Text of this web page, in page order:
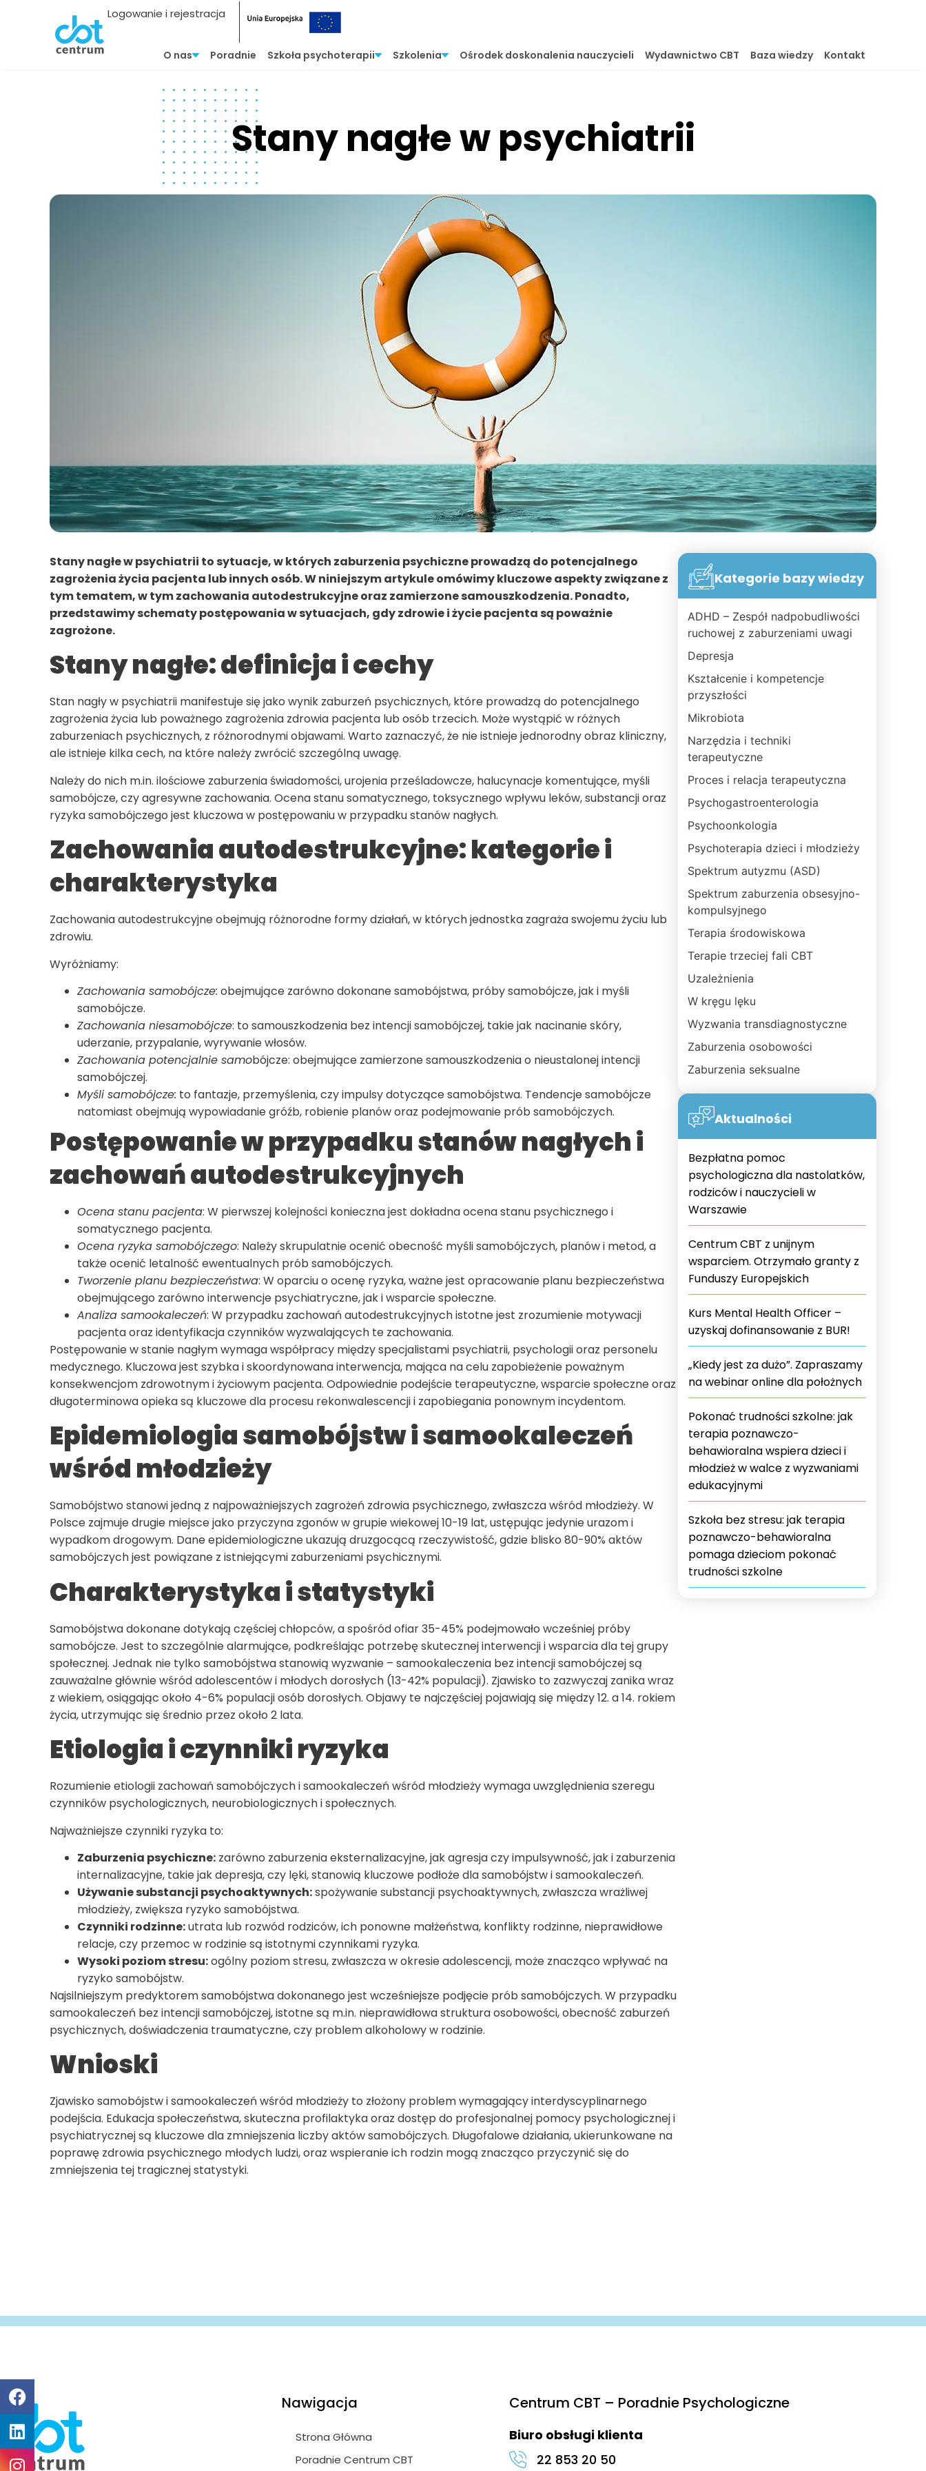
Logowanie i rejestracja
O nas Poradnie Szkoła psychoterapii Szkolenia Ośrodek doskonalenia nauczycieli Wydawnictwo CBT Baza wiedzy Kontakt
Stany nagłe w psychiatrii
Stany nagłe w psychiatrii to sytuacje, w których zaburzenia psychiczne prowadzą do potencjalnego
zagrożenia życia pacjenta lub innych osób. W niniejszym artykule omówimy kluczowe aspekty związane z
tym tematem, w tym zachowania autodestrukcyjne oraz zamierzone samouszkodzenia. Ponadto,
przedstawimy schematy postępowania w sytuacjach, gdy zdrowie i życie pacjenta są poważnie
zagrożone.
Stany nagłe: definicja i cechy
Stan nagły w psychiatrii manifestuje się jako wynik zaburzeń psychicznych, które prowadzą do potencjalnego
zagrożenia życia lub poważnego zagrożenia zdrowia pacjenta lub osób trzecich. Może wystąpić w różnych
zaburzeniach psychicznych, z różnorodnymi objawami. Warto zaznaczyć, że nie istnieje jednorodny obraz kliniczny,
ale istnieje kilka cech, na które należy zwrócić szczególną uwagę.
Należy do nich m.in. ilościowe zaburzenia świadomości, urojenia prześladowcze, halucynacje komentujące, myśli
samobójcze, czy agresywne zachowania. Ocena stanu somatycznego, toksycznego wpływu leków, substancji oraz
ryzyka samobójczego jest kluczowa w postępowaniu w przypadku stanów nagłych.
Zachowania autodestrukcyjne: kategorie i
charakterystyka
Zachowania autodestrukcyjne obejmują różnorodne formy działań, w których jednostka zagraża swojemu życiu lub
zdrowiu.
Wyróżniamy:
Zachowania samobójcze: obejmujące zarówno dokonane samobójstwa, próby samobójcze, jak i myśli
samobójcze.
Zachowania niesamobójcze: to samouszkodzenia bez intencji samobójczej, takie jak nacinanie skóry,
uderzanie, przypalanie, wyrywanie włosów.
Zachowania potencjalnie samobójcze: obejmujące zamierzone samouszkodzenia o nieustalonej intencji
samobójczej.
Myśli samobójcze: to fantazje, przemyślenia, czy impulsy dotyczące samobójstwa. Tendencje samobójcze
natomiast obejmują wypowiadanie gróźb, robienie planów oraz podejmowanie prób samobójczych.
Postępowanie w przypadku stanów nagłych i
zachowań autodestrukcyjnych
Ocena stanu pacjenta: W pierwszej kolejności konieczna jest dokładna ocena stanu psychicznego i
somatycznego pacjenta.
Ocena ryzyka samobójczego: Należy skrupulatnie ocenić obecność myśli samobójczych, planów i metod, a
także ocenić letalność ewentualnych prób samobójczych.
Tworzenie planu bezpieczeństwa: W oparciu o ocenę ryzyka, ważne jest opracowanie planu bezpieczeństwa
obejmującego zarówno interwencje psychiatryczne, jak i wsparcie społeczne.
Analiza samookaleczeń: W przypadku zachowań autodestrukcyjnych istotne jest zrozumienie motywacji
pacjenta oraz identyfikacja czynników wyzwalających te zachowania.
Postępowanie w stanie nagłym wymaga współpracy między specjalistami psychiatrii, psychologii oraz personelu
medycznego. Kluczowa jest szybka i skoordynowana interwencja, mająca na celu zapobieżenie poważnym
konsekwencjom zdrowotnym i życiowym pacjenta. Odpowiednie podejście terapeutyczne, wsparcie społeczne oraz
długoterminowa opieka są kluczowe dla procesu rekonwalescencji i zapobiegania ponownym incydentom.
Epidemiologia samobójstw i samookaleczeń
wśród młodzieży
Samobójstwo stanowi jedną z najpoważniejszych zagrożeń zdrowia psychicznego, zwłaszcza wśród młodzieży. W
Polsce zajmuje drugie miejsce jako przyczyna zgonów w grupie wiekowej 10-19 lat, ustępując jedynie urazom i
wypadkom drogowym. Dane epidemiologiczne ukazują druzgocącą rzeczywistość, gdzie blisko 80-90% aktów
samobójczych jest powiązane z istniejącymi zaburzeniami psychicznymi.
Charakterystyka i statystyki
Samobójstwa dokonane dotykają częściej chłopców, a spośród ofiar 35-45% podejmowało wcześniej próby
samobójcze. Jest to szczególnie alarmujące, podkreślając potrzebę skutecznej interwencji i wsparcia dla tej grupy
społecznej. Jednak nie tylko samobójstwa stanowią wyzwanie – samookaleczenia bez intencji samobójczej są
zauważalne głównie wśród adolescentów i młodych dorosłych (13-42% populacji). Zjawisko to zazwyczaj zanika wraz
z wiekiem, osiągając około 4-6% populacji osób dorosłych. Objawy te najczęściej pojawiają się między 12. a 14. rokiem
życia, utrzymując się średnio przez około 2 lata.
Etiologia i czynniki ryzyka
Rozumienie etiologii zachowań samobójczych i samookaleczeń wśród młodzieży wymaga uwzględnienia szeregu
czynników psychologicznych, neurobiologicznych i społecznych.
Najważniejsze czynniki ryzyka to:
Zaburzenia psychiczne: zarówno zaburzenia eksternalizacyjne, jak agresja czy impulsywność, jak i zaburzenia
internalizacyjne, takie jak depresja, czy lęki, stanowią kluczowe podłoże dla samobójstw i samookaleczeń.
Używanie substancji psychoaktywnych:spożywanie substancji psychoaktywnych, zwłaszcza wrażliwej
młodzieży, zwiększa ryzyko samobójstwa.
Czynniki rodzinne:utrata lub rozwód rodziców, ich ponowne małżeństwa, konflikty rodzinne, nieprawidłowe
relacje, czy przemoc w rodzinie są istotnymi czynnikami ryzyka.
Wysoki poziom stresu:ogólny poziom stresu, zwłaszcza w okresie adolescencji, może znacząco wpływać na
ryzyko samobójstw.
Najsilniejszym predyktorem samobójstwa dokonanego jest wcześniejsze podjęcie prób samobójczych. W przypadku
samookaleczeń bez intencji samobójczej, istotne są m.in. nieprawidłowa struktura osobowości, obecność zaburzeń
psychicznych, doświadczenia traumatyczne, czy problem alkoholowy w rodzinie.
Wnioski
Zjawisko samobójstw i samookaleczeń wśród młodzieży to złożony problem wymagający interdyscyplinarnego
podejścia. Edukacja społeczeństwa, skuteczna profilaktyka oraz dostęp do profesjonalnej pomocy psychologicznej i
psychiatrycznej są kluczowe dla zmniejszenia liczby aktów samobójczych. Długofalowe działania, ukierunkowane na
poprawę zdrowia psychicznego młodych ludzi, oraz wspieranie ich rodzin mogą znacząco przyczynić się do
zmniejszenia tej tragicznej statystyki.
Kategorie bazy wiedzy
ADHD – Zespół nadpobudliwości
ruchowej z zaburzeniami uwagi
Depresja
Kształcenie i kompetencje
przyszłości
Mikrobiota
Narzędzia i techniki
terapeutyczne
Proces i relacja terapeutyczna
Psychogastroenterologia
Psychoonkologia
Psychoterapia dzieci i młodzieży
Spektrum autyzmu (ASD)
Spektrum zaburzenia obsesyjno-
kompulsyjnego
Terapia środowiskowa
Terapie trzeciej fali CBT
Uzależnienia
W kręgu lęku
Wyzwania transdiagnostyczne
Zaburzenia osobowości
Zaburzenia seksualne
Aktualności
Bezpłatna pomoc
psychologiczna dla nastolatków,
rodziców i nauczycieli w
Warszawie
Centrum CBT z unijnym
wsparciem. Otrzymało granty z
Funduszy Europejskich
Kurs Mental Health Officer –
uzyskaj dofinansowanie z BUR!
„Kiedy jest za dużo”. Zapraszamy
na webinar online dla położnych
Pokonać trudności szkolne: jak
terapia poznawczo-
behawioralna wspiera dzieci i
młodzież w walce z wyzwaniami
edukacyjnymi
Szkoła bez stresu: jak terapia
poznawczo-behawioralna
pomaga dzieciom pokonać
trudności szkolne
Nawigacja
Strona Główna
Poradnie Centrum CBT
Centrum CBT – Poradnie Psychologiczne
Biuro obsługi klienta
22 853 20 50